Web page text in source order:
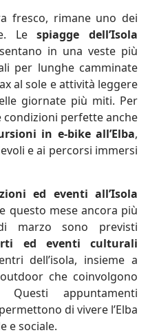
fresco, rimane uno dei
Lespiagge dell’Isola
in una veste più
per lunghe camminate
al sole e attività leggere
giornate più miti. Per
perfette anche
in e-bike all’Elba,
e ai percorsi immersi
ed eventi all’Isola
questo mese ancora più
marzo sono previsti
ed eventi culturali
dell’isola, insieme a
che coinvolgono
appuntamenti
di vivere l’Elba
e sociale.